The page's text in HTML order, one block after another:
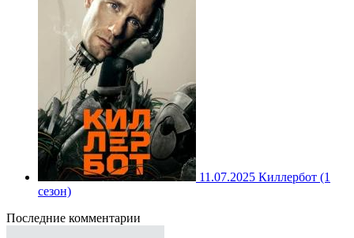
11.07.2025 Киллербот (1
сезон)
Последние комментарии